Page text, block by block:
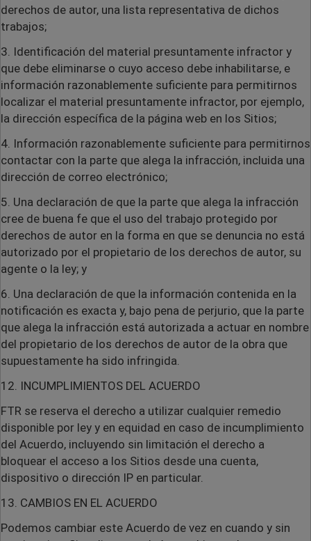
derechos de autor, una lista representativa de dichos
trabajos;
3. Identificación del material presuntamente infractor y
que debe eliminarse o cuyo acceso debe inhabilitarse, e
información razonablemente suficiente para permitirnos
localizar el material presuntamente infractor, por ejemplo,
la dirección específica de la página web en los Sitios;
4. Información razonablemente suficiente para permitirnos
contactar con la parte que alega la infracción, incluida una
dirección de correo electrónico;
5. Una declaración de que la parte que alega la infracción
cree de buena fe que el uso del trabajo protegido por
derechos de autor en la forma en que se denuncia no está
autorizado por el propietario de los derechos de autor, su
agente o la ley; y
6. Una declaración de que la información contenida en la
notificación es exacta y, bajo pena de perjurio, que la parte
que alega la infracción está autorizada a actuar en nombre
del propietario de los derechos de autor de la obra que
supuestamente ha sido infringida.
12. INCUMPLIMIENTOS DEL ACUERDO
FTR se reserva el derecho a utilizar cualquier remedio
disponible por ley y en equidad en caso de incumplimiento
del Acuerdo, incluyendo sin limitación el derecho a
bloquear el acceso a los Sitios desde una cuenta,
dispositivo o dirección IP en particular.
13. CAMBIOS EN EL ACUERDO
Podemos cambiar este Acuerdo de vez en cuando y sin